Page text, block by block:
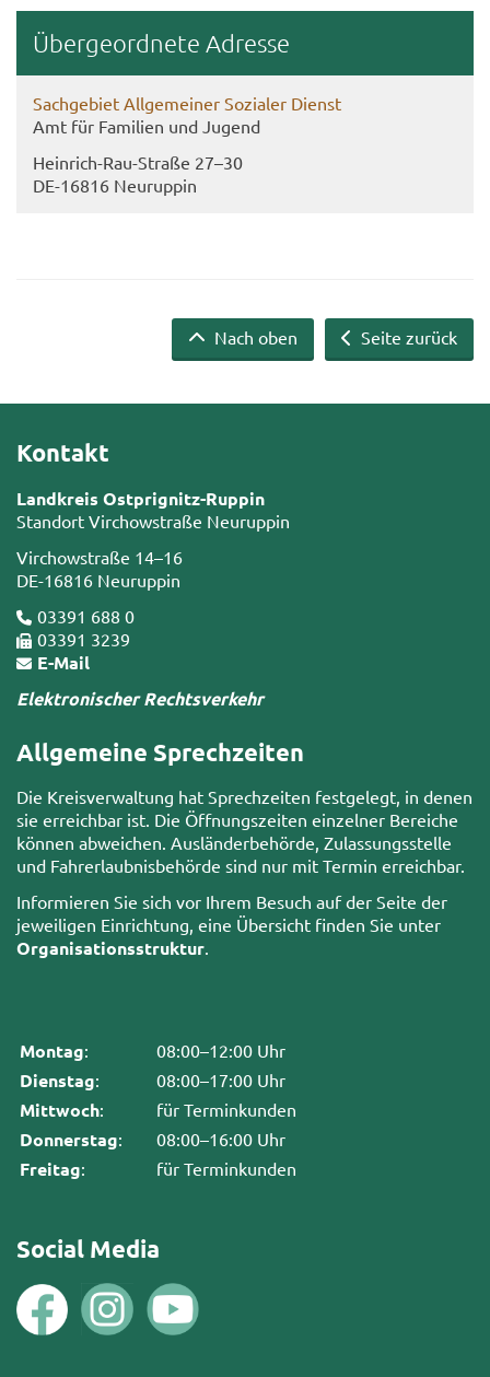
Über­ge­ord­ne­te Adres­se
Sach­ge­biet All­ge­mei­ner So­zia­ler Dienst
Amt für Fa­mi­li­en und Ju­gend
Heinrich-​Rau-Straße 27–30
DE-​16816 Neu­rup­pin
Seite zurück
Nach oben
Kontakt
Landkreis Ostprignitz-Ruppin
Standort Virchowstraße Neuruppin
Virchowstraße 14–16
DE-16816 Neuruppin
03391 688 0
03391 3239
E-Mail
Elektronischer Rechtsverkehr
Allgemeine Sprechzeiten
Die Kreisverwaltung hat Sprechzeiten festgelegt, in denen
sie erreichbar ist. Die Öffnungszeiten einzelner Bereiche
können abweichen. Ausländerbehörde, Zulassungsstelle
und Fahrerlaubnisbehörde sind nur mit Termin erreichbar.
Informieren Sie sich vor Ihrem Besuch auf der Seite der
jeweiligen Einrichtung, eine Übersicht finden Sie unter
Organisationsstruktur.
Montag: 08:00–12:00 Uhr
Dienstag: 08:00–17:00 Uhr
Mittwoch: für Terminkunden
Donnerstag: 08:00–16:00 Uhr
Freitag: für Terminkunden
Social Media